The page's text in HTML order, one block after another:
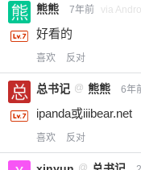
熊熊 7年前 via
好看的
喜欢 反对
总书记 @ 熊熊 6年
ipanda或iiibear.net
喜欢 反对